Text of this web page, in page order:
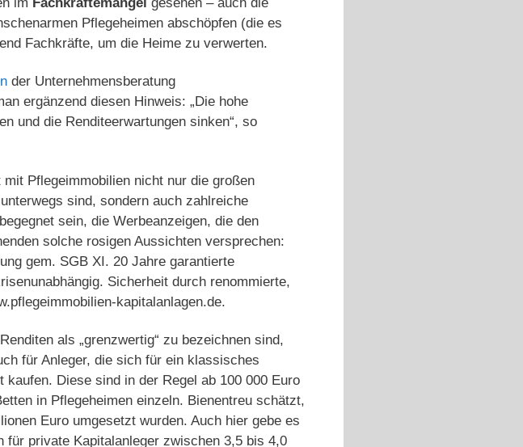
im Fachkräftemangel gesehen – auch die
Pflegeheimen abschöpfen (die es
Fachkräfte, um die Heime zu verwerten.
der Unternehmensberatung
ergänzend diesen Hinweis: „Die hohe
und die Renditeerwartungen sinken“, so
Pflegeimmobilien nicht nur die großen
sind, sondern auch zahlreiche
sein, die Werbeanzeigen, die den
solche rosigen Aussichten versprechen:
gem. SGB XI. 20 Jahre garantierte
Sicherheit durch renommierte,
kapitalanlagen.de.
als „grenzwertig“ zu bezeichnen sind,
für Anleger, die sich für ein klassisches
Diese sind in der Regel ab 100 000 Euro
in Pflegeheimen einzeln. Bienentreu schätzt,
Euro umgesetzt wurden. Auch hier gebe es
für private Kapitalanleger zwischen 3,5 bis 4,0